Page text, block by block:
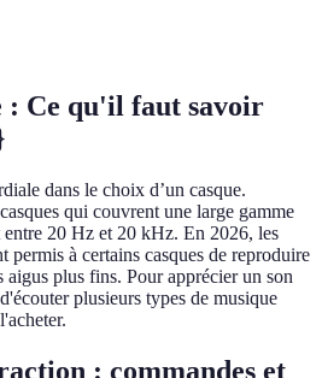
: Ce qu'il faut savoir
dans le choix d’un casque.
qui couvrent une large gamme
20 Hz et 20 kHz. En 2026, les
permis à certains casques de reproduire
aigus plus fins. Pour apprécier un son
plusieurs types de musique
: commandes et